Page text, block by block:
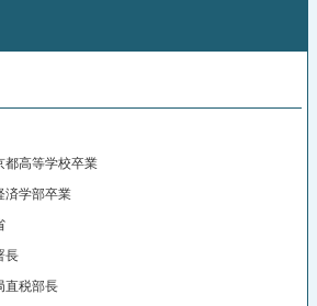
高等学校卒業
学部卒業
長
税部長